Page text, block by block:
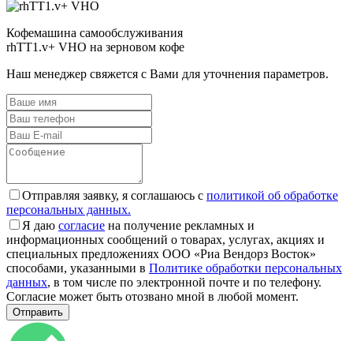
Кофемашина самообслуживания
rhTT1.v+ VHO на зерновом кофе
Наш менеджер свяжется с Вами для уточнения параметров.
Отправляя заявку, я соглашаюсь с политикой об обработке
персональных данных.
Я даю согласие на получение рекламных и
информационных сообщений о товарах, услугах, акциях и
специальных предложениях ООО «Риа Вендорз Восток»
способами, указанными в Политике обработки персональных
данных, в том числе по электронной почте и по телефону.
Согласие может быть отозвано мной в любой момент.